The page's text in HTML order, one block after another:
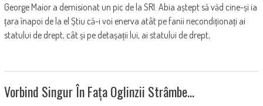
George Maior a demisionat un pic de la SRI. Abia aștept să văd cine-și ia
țara înapoi de la el Știu că-i voi enerva atât pe fanii necondiționați ai
statului de drept, cât și pe detașații lui, ai statului de drept,
Vorbind Singur În Fața Oglinzii Strâmbe…